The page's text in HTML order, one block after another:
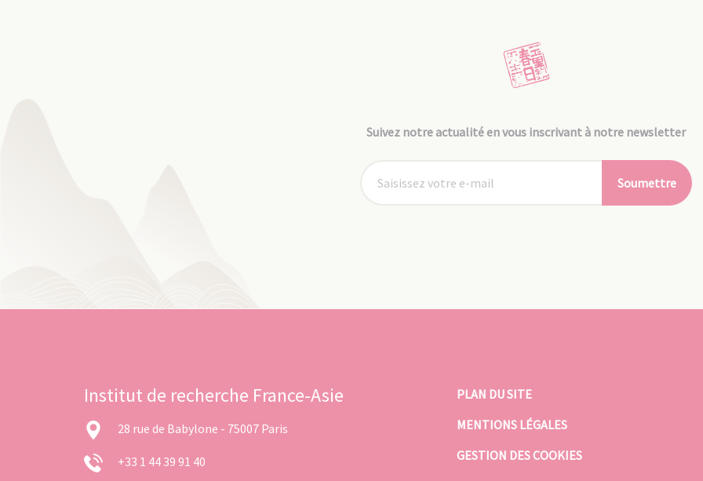
Suivez notre actualité en vous inscrivant à notre newsletter
Soumettre
Institut de recherche France-Asie
28 rue de Babylone - 75007 Paris
+33 1 44 39 91 40
PLAN DU SITE
MENTIONS LÉGALES
GESTION DES COOKIES